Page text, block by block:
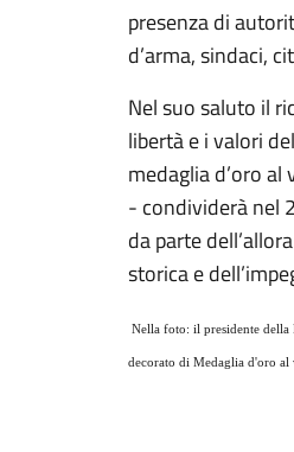
presenza di
d’arma, sindaci,
Nel suo saluto il
libertà e i valori
medaglia d’oro
- condividerà nel
da parte
storica e
Nella foto: il presidente della
decorato di Medaglia d'oro